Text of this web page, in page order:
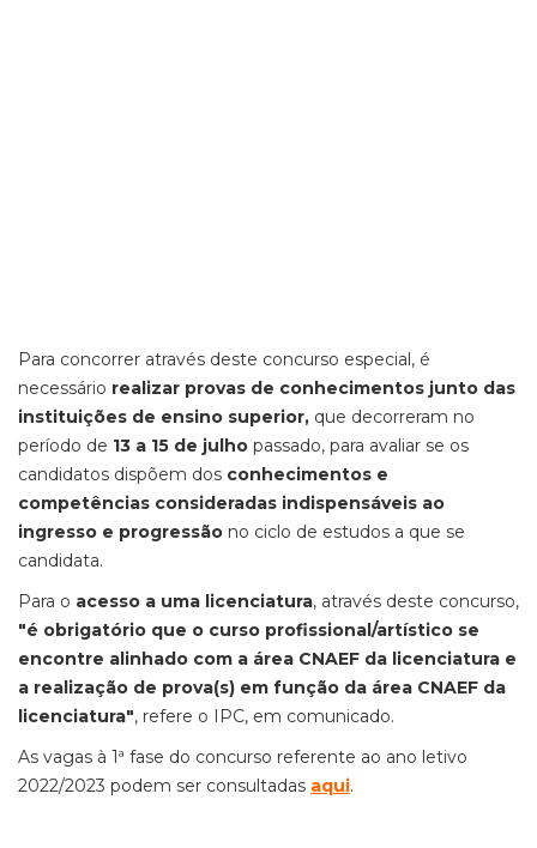
Para concorrer através deste concurso especial, é
necessário realizar provas de conhecimentos junto das
instituições de ensino superior, que decorreram no
período de 13 a 15 de julho passado, para avaliar se os
candidatos dispõem dos conhecimentos e
competências consideradas indispensáveis ao
ingresso e progressão no ciclo de estudos a que se
candidata.
Para o acesso a uma licenciatura, através deste concurso,
"é obrigatório que o curso profissional/artístico se
encontre alinhado com a área CNAEF da licenciatura e
a realização de prova(s) em função da área CNAEF da
licenciatura", refere o IPC, em comunicado.
As vagas à 1ª fase do concurso referente ao ano letivo
2022/2023 podem ser consultadas aqui.